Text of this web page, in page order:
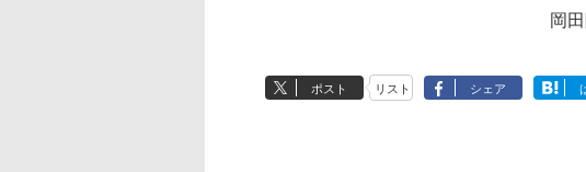
岡
ポスト リスト シェア